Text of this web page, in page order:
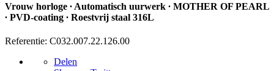
Vrouw horloge ∙ Automatisch uurwerk ∙ MOTHER OF PEARL
∙ PVD-coating ∙ Roestvrij staal 316L
Referentie: C032.007.22.126.00
Delen